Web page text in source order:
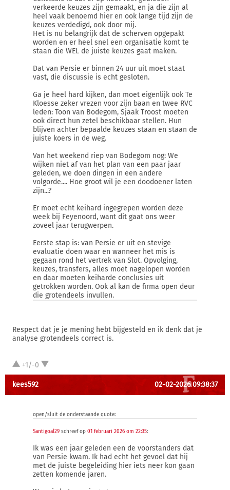
verkeerde keuzes zijn gemaakt, en ja die zijn al
heel vaak benoemd hier en ook lange tijd zijn de
keuzes verdedigd, ook door mij.
Het is nu belangrijk dat de scherven opgepakt
worden en er heel snel een organisatie komt te
staan die WEL de juiste keuzes gaat maken.
Dat van Persie er binnen 24 uur uit moet staat
vast, die discussie is echt gesloten.
Ga je heel hard kijken, dan moet eigenlijk ook Te
Kloesse zeker vrezen voor zijn baan en twee RVC
leden: Toon van Bodegom, Sjaak Troost moeten
ook direct hun zetel beschikbaar stellen. Hun
blijven achter bepaalde keuzes staan en staan de
juiste koers in de weg.
Van het weekend riep van Bodegom nog: We
wijken niet af van het plan van een paar jaar
geleden, we doen dingen in een andere
volgorde.... Hoe groot wil je een doodoener laten
zijn...?
Er moet echt keihard ingegrepen worden deze
week bij Feyenoord, want dit gaat ons weer
zoveel jaar terugwerpen.
Eerste stap is: van Persie er uit en stevige
evaluatie doen waar en wanneer het mis is
gegaan rond het vertrek van Slot. Opvolging,
keuzes, transfers, alles moet nagelopen worden
en daar moeten keiharde conclusies uit
getrokken worden. Ook al kan de firma open deur
die grotendeels invullen.
Respect dat je je mening hebt bijgesteld en ik denk dat je
analyse grotendeels correct is.
+1/-0
kees592 02-02-2026 09:38:37
open/sluit de onderstaande quote:
Santigoal29 schreef op 01 februari 2026 om 22:35:
Ik was een jaar geleden een de voorstanders dat
van Persie kwam. Ik had echt het gevoel dat hij
met de juiste begeleiding hier iets neer kon gaan
zetten komende jaren.